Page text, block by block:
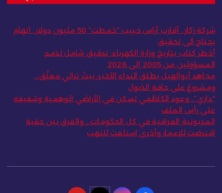
شركة زكار.. أقارب آراس حبيب “خمطت” 50 مليون دولار.. اتهام
يحتاج الى تحقيق
أخطر كتاب بتاريخ وزارة الكهرباء: تدقيق شامل لذمم
المسؤولين من 2005 إلى 2026
مجاهد أبوالهيل يطلق النداء الأخير: بيتٌ تراثي معلّق…
ومشروعٌ على حافة الذبول
“داري”.. وعود الكاظمي تسكن في الأراضي الوهمية وشقيقه
على رأس الملف
المديونية العراقية في كل الحكومات… والفرق بين حقبة
اقترضت للإعمار وأخرى استلفت للنهب